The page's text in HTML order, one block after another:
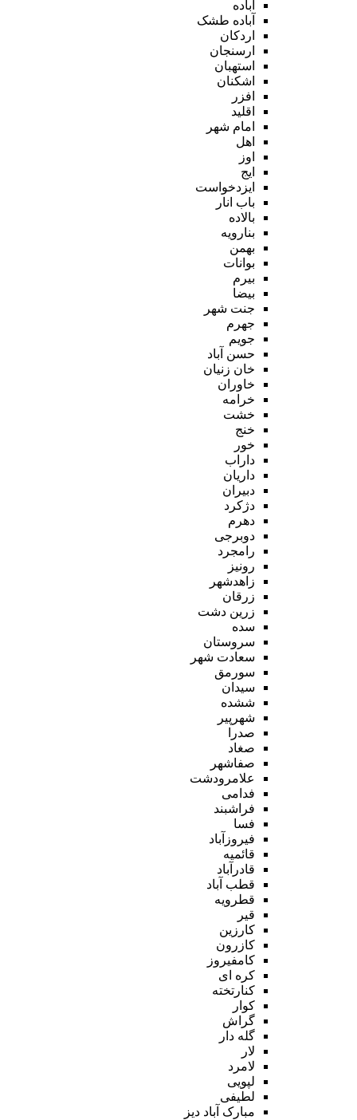
آباده
آباده طشک
اردکان
ارسنجان
استهبان
اشکنان
افزر
اقلید
امام شهر
اهل
اوز
ایج
ایزدخواست
باب انار
بالاده
بنارویه
بهمن
بوانات
بیرم
بیضا
جنت شهر
جهرم
جویم
حسن آباد
خان زنیان
خاوران
خرامه
خشت
خنج
خور
داراب
داریان
دبیران
دژکرد
دهرم
دوبرجی
رامجرد
رونیز
زاهدشهر
زرقان
زرین دشت
سده
سروستان
سعادت شهر
سورمق
سیدان
ششده
شهرپیر
صدرا
صغاد
صفاشهر
علامرودشت
فدامی
فراشبند
فسا
فیروزآباد
قائمیه
قادرآباد
قطب آباد
قطرویه
قیر
کارزین
کازرون
کامفیروز
کره ای
کنارتخته
کوار
گراش
گله دار
لار
لامرد
لپویی
لطیفی
مبارک آباد دیز